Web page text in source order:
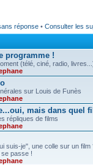
réponse • Consulter les
programme !
(télé, ciné, radio,
sur Louis de Funès
mais dans quel
répliques de films
suis-je", une colle sur un film
passe !